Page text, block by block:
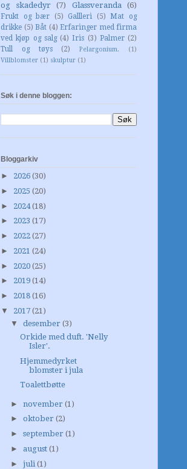
og skadedyr
(7) Glassveranda (6)
Frukt og bær (5) Gallleri (5)
Mat og
drikke (5) Båt (4) Erfaringer med firma
ved kjøp og salg (4) Iris (3) Palmer (2)
Tull og tøys
(2) Pelargonium.
(1)
Villblomster (1) skulptur (1)
Søk i denne bloggen:
Bloggarkiv
► 2026 (30)
► 2025 (20)
► 2024(18)
► 2023 (17)
► 2022 (27)
► 2021 (24)
► 2020 (25)
► 2019 (14)
► 2018 (16)
▼ 2017 (21)
▼ desember (3)
Orkide med duft. 'Nelly
Isler'.
Hjemmedyrket
blomster i jula
Toalettbøtte
► november (1)
► oktober (2)
► september (1)
► august (1)
► juli (1)